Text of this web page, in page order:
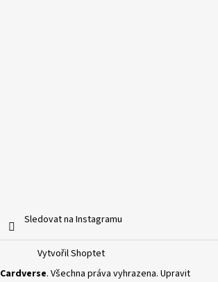
Sledovat na Instagramu
Vytvořil Shoptet
Cardverse. Všechna práva vyhrazena. Upravit